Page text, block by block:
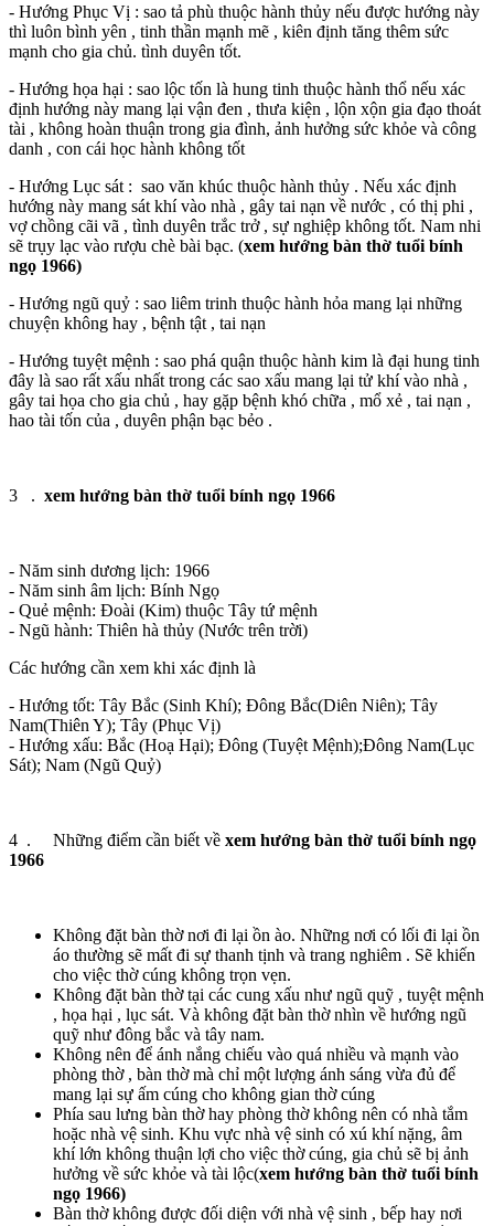
- Hướng Phục Vị : sao tả phù thuộc hành thủy nếu được hướng này
thì luôn bình yên , tinh thần mạnh mẽ , kiên định tăng thêm sức
mạnh cho gia chủ. tình duyên tốt.
- Hướng họa hại : sao lộc tốn là hung tinh thuộc hành thổ nếu xác
định hướng này mang lại vận đen , thưa kiện , lộn xộn gia đạo thoát
tài , không hoàn thuận trong gia đình, ảnh hưởng sức khỏe và công
danh , con cái học hành không tốt
- Hướng Lục sát : sao văn khúc thuộc hành thủy . Nếu xác định
hướng này mang sát khí vào nhà , gây tai nạn về nước , có thị phi ,
vợ chồng cãi vã , tình duyên trắc trở , sự nghiệp không tốt. Nam nhi
sẽ trụy lạc vào rượu chè bài bạc. (xem hướng bàn thờ tuổi bính
ngọ 1966)
- Hướng ngũ quỷ : sao liêm trinh thuộc hành hỏa mang lại những
chuyện không hay , bệnh tật , tai nạn
- Hướng tuyệt mệnh : sao phá quận thuộc hành kim là đại hung tinh
đây là sao rất xấu nhất trong các sao xấu mang lại tử khí vào nhà ,
gây tai họa cho gia chủ , hay gặp bệnh khó chữa , mổ xẻ , tai nạn ,
hao tài tốn của , duyên phận bạc bẻo .
3 . xem hướng bàn thờ tuổi bính ngọ 1966
- Năm sinh dương lịch: 1966
- Năm sinh âm lịch: Bính Ngọ
- Quẻ mệnh: Đoài (Kim) thuộc Tây tứ mệnh
- Ngũ hành: Thiên hà thủy (Nước trên trời)
Các hướng cần xem khi xác định là
- Hướng tốt: Tây Bắc (Sinh Khí); Đông Bắc(Diên Niên); Tây
Nam(Thiên Y); Tây (Phục Vị)
- Hướng xấu: Bắc (Hoạ Hại); Đông (Tuyệt Mệnh);Đông Nam(Lục
Sát); Nam (Ngũ Quỷ)
4 . Những điểm cần biết về xem hướng bàn thờ tuổi bính ngọ
1966
Không đặt bàn thờ nơi đi lại ồn ào. Những nơi có lối đi lại ồn
áo thường sẽ mất đi sự thanh tịnh và trang nghiêm . Sẽ khiến
cho việc thờ cúng không trọn vẹn.
Không đặt bàn thờ tại các cung xấu như ngũ quỹ , tuyệt mệnh
, họa hại , lục sát. Và không đặt bàn thờ nhìn về hướng ngũ
quỹ như đông bắc và tây nam.
Không nên để ánh nắng chiếu vào quá nhiều và mạnh vào
phòng thờ , bàn thờ mà chỉ một lượng ánh sáng vừa đủ để
mang lại sự ấm cúng cho không gian thờ cúng
Phía sau lưng bàn thờ hay phòng thờ không nên có nhà tắm
hoặc nhà vệ sinh. Khu vực nhà vệ sinh có xú khí nặng, âm
khí lớn không thuận lợi cho việc thờ cúng, gia chủ sẽ bị ảnh
hưởng về sức khỏe và tài lộc(xem hướng bàn thờ tuổi bính
ngọ 1966)
Bàn thờ không được đối diện với nhà vệ sinh , bếp hay nơi